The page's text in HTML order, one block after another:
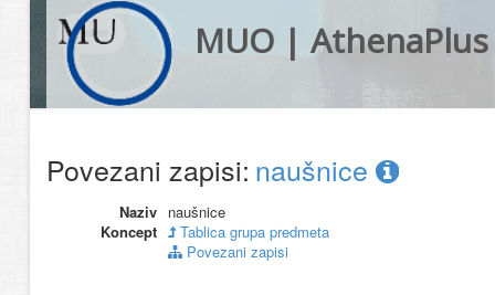
MUO | AthenaPlus
Povezani zapisi: naušnice
Naziv naušnice
Koncept
Tablica grupa predmeta
Povezani zapisi